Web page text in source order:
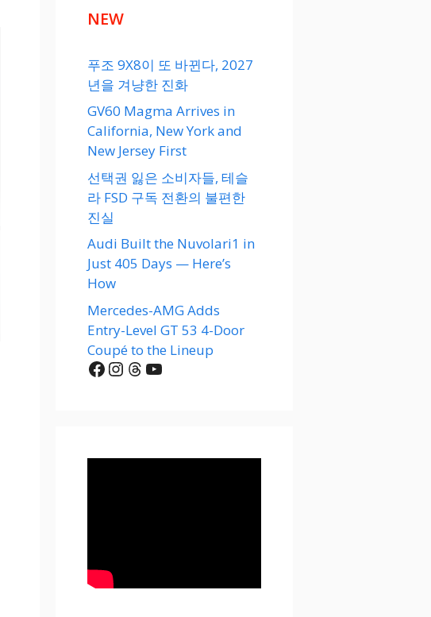
NEW
푸조 9X8이 또 바뀐다, 2027
년을 겨냥한 진화
GV60 Magma Arrives in
California, New York and
New Jersey First
선택권 잃은 소비자들, 테슬
라 FSD 구독 전환의 불편한
진실
Audi Built the Nuvolari1 in
Just 405 Days — Here’s
How
Mercedes-AMG Adds
Entry-Level GT 53 4-Door
Coupé to the Lineup
Facebook
Instagram
Threads
YouTube